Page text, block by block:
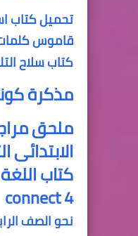
تحميل كتاب استيب أهيد
قاموس كلمات كونكت ٤ الترم الأول
كتاب سلاح
مذكرة كونكت 4 اللغة الانجليزية الصف الرابع
ملحق
الابتدائى
كتاب
connect 4
نحو الصف